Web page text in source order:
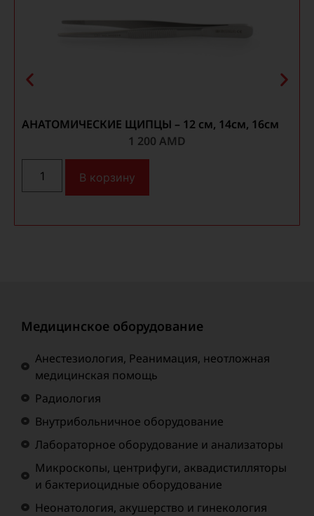
АНАТОМИЧЕСКИЕ ЩИПЦЫ – 12 см, 14см, 16см
1 200 AMD
В корзину
Медицинское оборудование
Анестезиология, Реанимация, неотложная
медицинская помощь
Радиология
Внутрибольничное оборудование
Лабораторное оборудование и анализаторы
Микроскопы, центрифуги, аквадистилляторы
и бактериоцидные оборудование
Неонатология, акушерство и гинекология